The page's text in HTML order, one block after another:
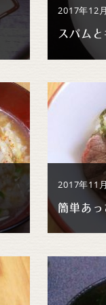
2017年12
スパム
2017年11